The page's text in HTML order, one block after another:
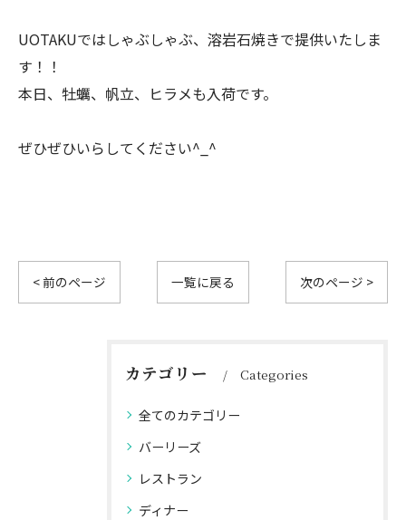
UOTAKUではしゃぶしゃぶ、溶岩石焼きで提供いたしま
す！！
本日、牡蠣、帆立、ヒラメも入荷です。
ぜひぜひいらしてください^_^
< 前のページ 一覧に戻る 次のページ >
カテゴリー Categories
全てのカテゴリー
バーリーズ
レストラン
ディナー